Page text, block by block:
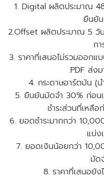
1. Digital ผลิตประมาณ
ยืนยั
2.Offset ผลิตประมาณ 5 วั
ก
3. ราคาที่เสนอไม่รวมออกแ
.PDF ส่ง
4. กระดาษอาร์ตมัน (
5. ยืนยันมัดจำ 30% ก่อน
ชำระส่วนที่เหลื
6. ยอดชำระมากกว่า
แบ่ง
7. ยอดเงินน้อยกว่า
มัด
8. ราคาที่เสนอยั